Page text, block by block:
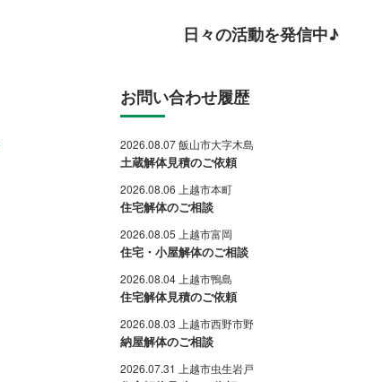
日々の活動を発信中♪
お問い合わせ履歴
2026.08.07 飯山市大字木島
土蔵解体見積のご依頼
2026.08.06 上越市本町
住宅解体のご相談
2026.08.05 上越市富岡
住宅・小屋解体のご相談
2026.08.04 上越市鴨島
住宅解体見積のご依頼
2026.08.03 上越市西野市野
納屋解体のご相談
2026.07.31 上越市虫生岩戸